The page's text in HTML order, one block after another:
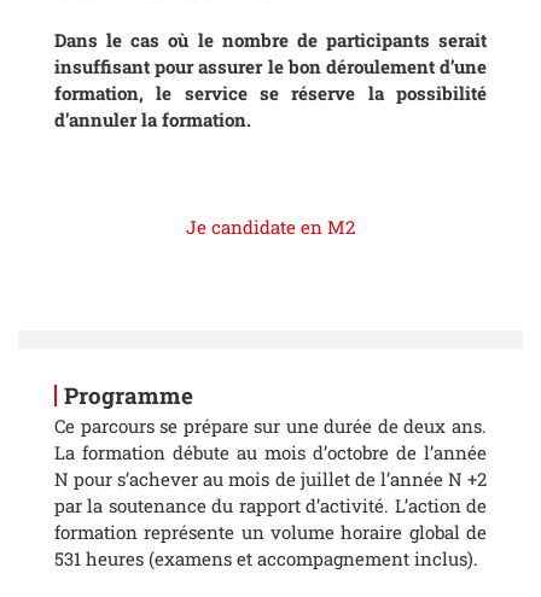
Dans le cas où le nombre de participants serait
insuffisant pour assurer le bon déroulement d’une
formation, le service se réserve la possibilité
d’annuler la formation.
Je candidate en M2
Programme
Ce parcours se prépare sur une durée de deux ans.
La formation débute au mois d’octobre de l’année
N pour s’achever au mois de juillet de l’année N +2
par la soutenance du rapport d’activité. L’action de
formation représente un volume horaire global de
531 heures (examens et accompagnement inclus).